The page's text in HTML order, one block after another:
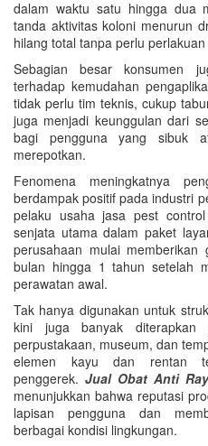
dalam waktu satu hingga dua
tanda aktivitas koloni menurun
hilang total tanpa perlu
Sebagian besar konsumen
terhadap kemudahan
tidak perlu tim teknis, cukup
juga menjadi keunggulan dari
bagi pengguna yang sibuk
merepotkan.
Fenomena meningkatnya
berdampak positif pada industri
pelaku usaha jasa pest
senjata utama dalam paket
perusahaan mulai
bulan hingga 1 tahun setelah
perawatan awal.
Tak hanya digunakan untuk
kini juga banyak diterapkan
perpustakaan, museum, dan
elemen kayu dan rentan
penggerek. Jual Obat Anti
menunjukkan bahwa reputasi
lapisan pengguna dan
berbagai kondisi lingkungan.